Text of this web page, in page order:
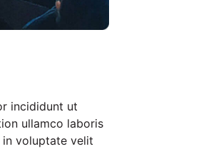
incididunt ut
ullamco laboris
in voluptate velit